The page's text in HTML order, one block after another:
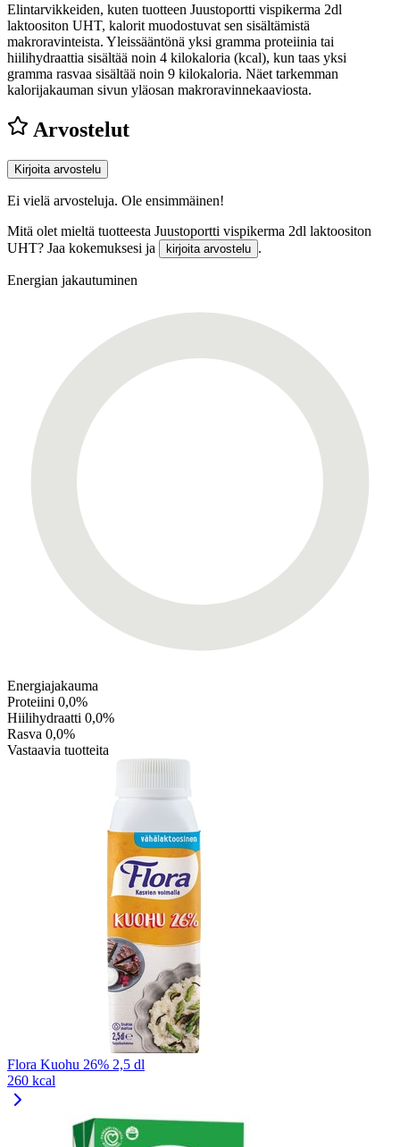
Elintarvikkeiden, kuten tuotteen Juustoportti vispikerma 2dl
laktoositon UHT, kalorit muodostuvat sen sisältämistä
makroravinteista. Yleissääntönä yksi gramma proteiinia tai
hiilihydraattia sisältää noin 4 kilokaloria (kcal), kun taas yksi
gramma rasvaa sisältää noin 9 kilokaloria. Näet tarkemman
kalorijakauman sivun yläosan makroravinnekaaviosta.
Arvostelut
Kirjoita arvostelu
Ei vielä arvosteluja. Ole ensimmäinen!
Mitä olet mieltä tuotteesta Juustoportti vispikerma 2dl laktoositon
UHT? Jaa kokemuksesi ja
kirjoita arvostelu .
Energian jakautuminen
Energiajakauma
Proteiini 0,0%
Hiilihydraatti 0,0%
Rasva 0,0%
Vastaavia tuotteita
Flora Kuohu 26% 2,5 dl
260 kcal